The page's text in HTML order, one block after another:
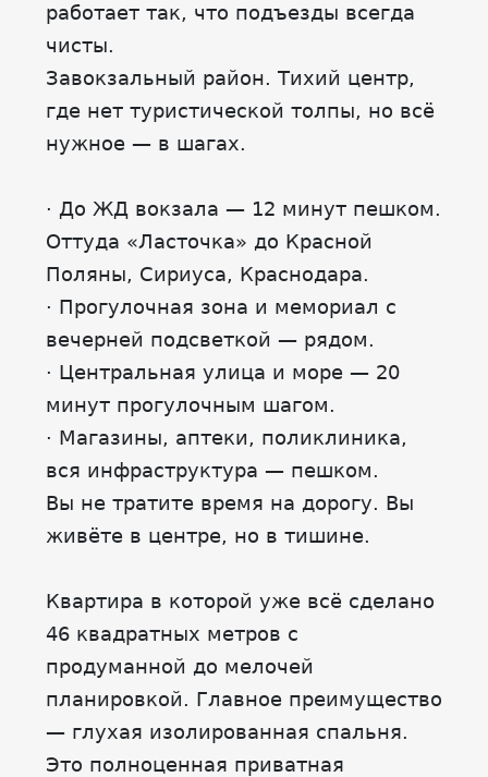
работает так, что подъезды всегда
чисты.
Завокзальный район. Тихий центр,
где нет туристической толпы, но всё
нужное — в шагах.
· До ЖД вокзала — 12 минут пешком.
Оттуда «Ласточка» до Красной
Поляны, Сириуса, Краснодара.
· Прогулочная зона и мемориал с
вечерней подсветкой — рядом.
· Центральная улица и море — 20
минут прогулочным шагом.
· Магазины, аптеки, поликлиника,
вся инфраструктура — пешком.
Вы не тратите время на дорогу. Вы
живёте в центре, но в тишине.
Квартира в которой уже всё сделано
46 квадратных метров с
продуманной до мелочей
планировкой. Главное преимущество
— глухая изолированная спальня.
Это полноценная приватная